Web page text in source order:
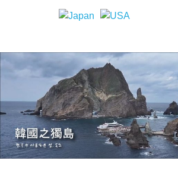
도
한
국
의
독
한
역
사
적